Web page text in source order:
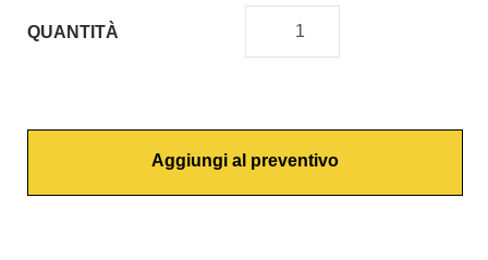
QUANTITÀ
V
O
E
Aggiungi al preventivo